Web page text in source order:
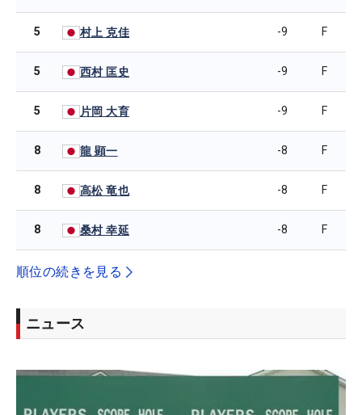
5 村上 克佳 -9 F
5 西村 匡史 -9 F
5 片岡 大育 -9 F
8 龍 顕一 -8 F
8 高松 竜也 -8 F
8 桑村 幸延 -8 F
順位の続きを見る
ニュース